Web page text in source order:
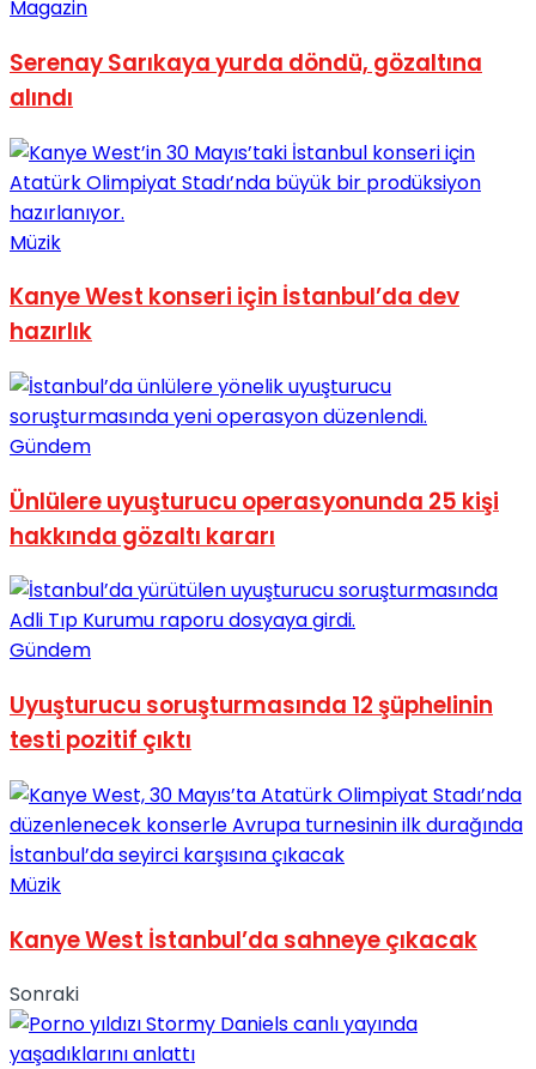
View All Result
Magazin
Serenay Sarıkaya yurda döndü, gözaltına
alındı
Müzik
Kanye West konseri için İstanbul’da dev
hazırlık
Gündem
Ünlülere uyuşturucu operasyonunda 25 kişi
hakkında gözaltı kararı
Gündem
Uyuşturucu soruşturmasında 12 şüphelinin
testi pozitif çıktı
Müzik
Kanye West İstanbul’da sahneye çıkacak
Sonraki